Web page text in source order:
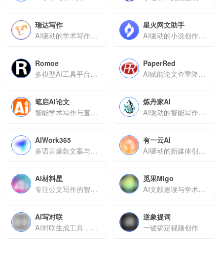
瑞达写作
AI驱动的学术写作助手，高效生成初稿并保障查重合规
星火网文助手
AI驱动的小说创作助手，高效生成灵感、续写与润色，助力网文写作
Romoe
多模型AI工具平台，助力高效创作与数据处理
PaperRed
AI赋能论文查重降重，高效安全通过学术检测
笔启AI论文
智能学术写作与查重降重一站式平台
炼丹家AI
AI驱动的智能写作与绘画平台，支持多端同步与批量设计
AIWork365
多语言爆款文案与智能办公助手
有一云AI
AI驱动的新媒体创作工具，实现从内容生成到多平台发布的全流程自动化
AI材料星
专注公文写作的智能平台
觅果Migo
AI文献速读与学术写作创新平台
AI写对联
AI对联生成工具，输入上联自动生成下联
逆象提词
一键搞定视频创作